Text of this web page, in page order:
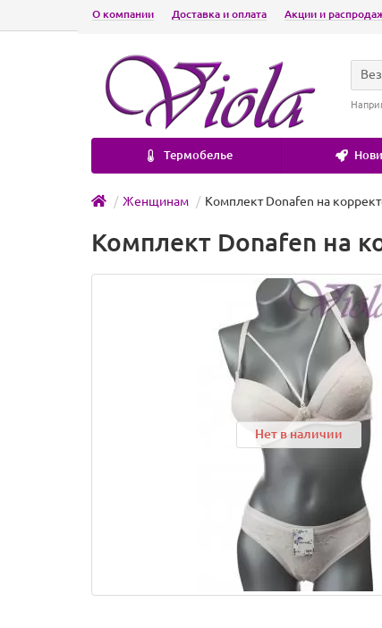
О компании Доставка и оплата Акции и
Термобелье
Женщинам Комплект Donafen на
Комплект Donafen на
Нет в наличии